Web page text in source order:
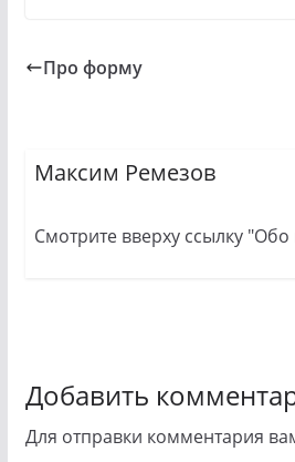
Про форму
Максим Ремезов
Смотрите вверху ссылку
Добавить
Для отправки комментария